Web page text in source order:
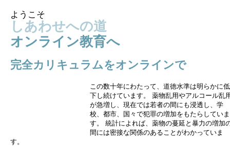
ようこそ
しあわせへの道
オンライン教育へ
完全カリキュラムをオンラインで
この数十年にわたって、道徳水準は明らかに低
下し続けています。 薬物乱用やアルコール乱
が急増し、現在では若者の間にも浸透し、学
校、都市、国々で犯罪の増加をもたらしていま
す。 統計によれば、薬物の蔓延と暴力の増加
間には密接な関係のあることがわかっていま
す。